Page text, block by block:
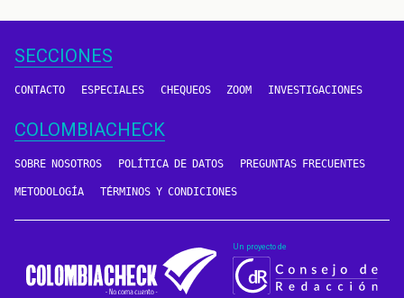
SECCIONES
CONTACTO ESPECIALES CHEQUEOS ZOOM INVESTIGACIONES
COLOMBIACHECK
SOBRE NOSOTROS POLÍTICA DE DATOS PREGUNTAS FRECUENTES
METODOLOGÍA TÉRMINOS Y CONDICIONES
Un proyecto de